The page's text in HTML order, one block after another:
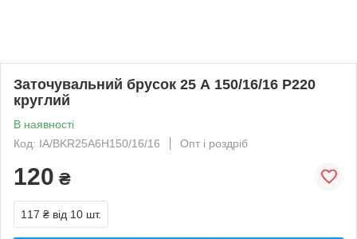
Заточувальний брусок 25 А 150/16/16 P220
круглий
В наявності
Код: IA/BKR25A6H150/16/16
Опт і роздріб
120 ₴
117 ₴ від 10 шт.